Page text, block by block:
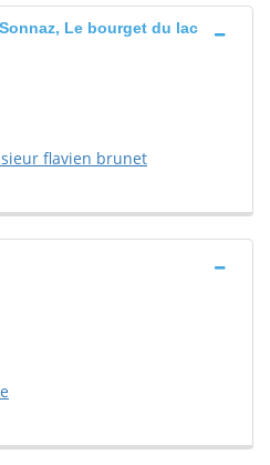
Le bourget du lac
flavien brunet